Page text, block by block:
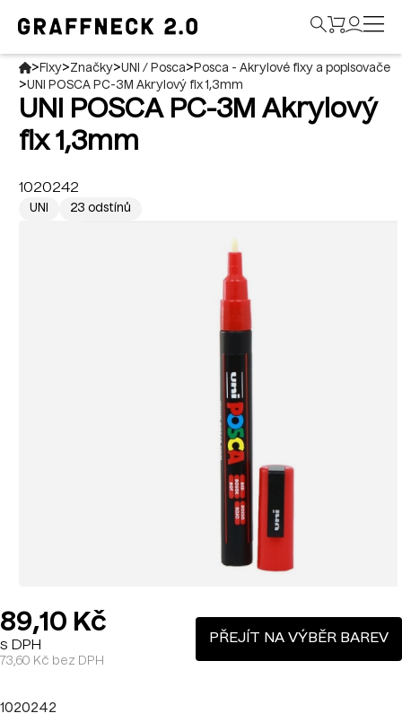
>Fixy>Značky>UNI / Posca>Posca - Akrylové fixy a popisovače
>UNI POSCA PC-3M Akrylový fix 1,3mm
UNI POSCA PC-3M Akrylový
fix 1,3mm
1020242
UNI 23 odstínů
89,10 Kč
s DPH
73,60 Kč bez DPH
PŘEJÍT NA VÝBĚR BAREV
1020242